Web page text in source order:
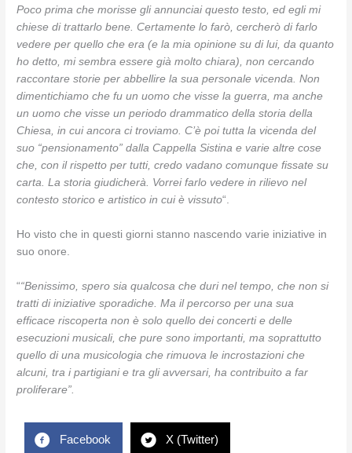
Poco prima che morisse gli annunciai questo testo, ed egli mi
chiese di trattarlo bene. Certamente lo farò, cercherò di farlo
vedere per quello che era (e la mia opinione su di lui, da quanto
ho detto, mi sembra essere già molto chiara), non cercando
raccontare storie per abbellire la sua personale vicenda. Non
dimentichiamo che fu un uomo che visse la guerra, ma anche
un uomo che visse un periodo drammatico della storia della
Chiesa, in cui ancora ci troviamo. C’è poi tutta la vicenda del
suo “pensionamento” dalla Cappella Sistina e varie altre cose
che, con il rispetto per tutti, credo vadano comunque fissate su
carta. La storia giudicherà. Vorrei farlo vedere in rilievo nel
contesto storico e artistico in cui è vissuto“.
Ho visto che in questi giorni stanno nascendo varie iniziative in
suo onore.
““Benissimo, spero sia qualcosa che duri nel tempo, che non si
tratti di iniziative sporadiche. Ma il percorso per una sua
efficace riscoperta non è solo quello dei concerti e delle
esecuzioni musicali, che pure sono importanti, ma soprattutto
quello di una musicologia che rimuova le incrostazioni che
alcuni, tra i partigiani e tra gli avversari, ha contribuito a far
proliferare”.
Facebook X (Twitter)